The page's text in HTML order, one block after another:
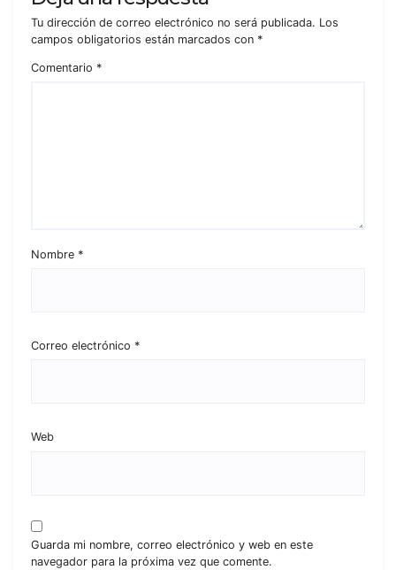
Tu dirección de correo electrónico no será publicada. Los
campos obligatorios están marcados con *
Comentario *
Nombre *
Correo electrónico *
Web
Guarda mi nombre, correo electrónico y web en este
navegador para la próxima vez que comente.